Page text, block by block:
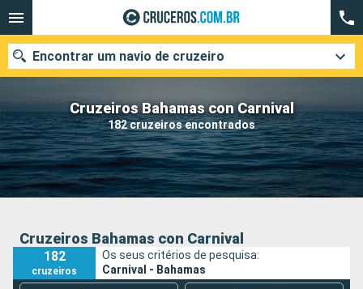
Cruzeiros Bahamas con Carnival
182 cruzeiros encontrados
Encontrar um navio de cruzeiro
Quando ir?
Data de partida
Pesquisar
Cruzeiros Bahamas con Carnival
182
cruzeiros
Os seus critérios de pesquisa:
Carnival - Bahamas